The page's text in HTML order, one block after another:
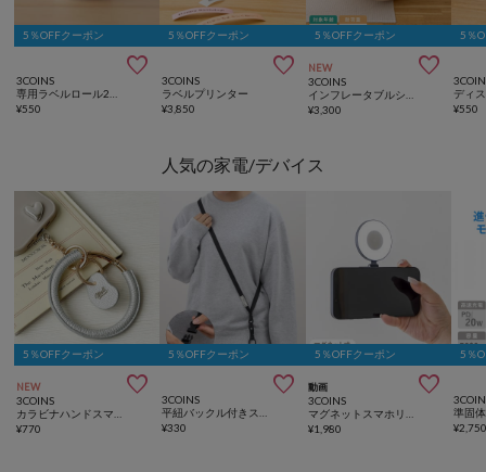
5％OFFクーポン

3COINS
¥550
5％OFFクーポン

3COINS
ラベルプリンター
¥3,850
5％OFFクーポン
NEW 
3COINS
¥3,300
5％
¥550
人気の家電/デバイス
5％OFFクーポン
NEW 
3COINS
¥770
5％OFFクーポン

3COINS
¥330
5％OFFクーポン
動画 
3COINS
¥1,980
5％
¥